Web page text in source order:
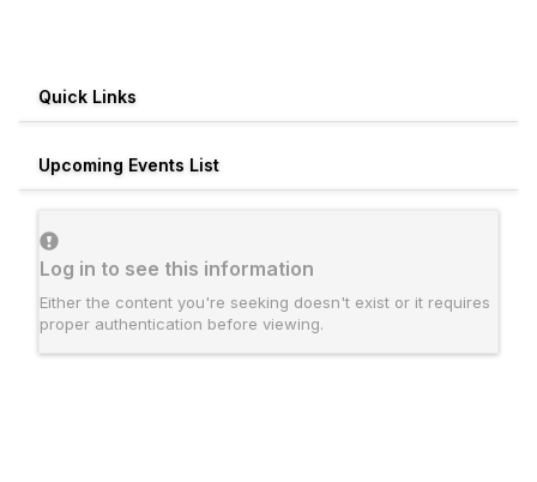
Quick Links
Upcoming Events List
Log in to see this information
Either the content you're seeking doesn't exist or it requires
proper authentication before viewing.